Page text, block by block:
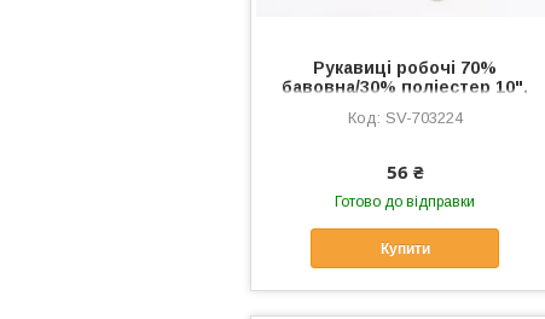
Рукавиці робочі 70%
бавовна/30% поліестер 10",
ПВХ точка (SP-0133),
703224
SV-703224
56 ₴
Готово до відправки
Купити